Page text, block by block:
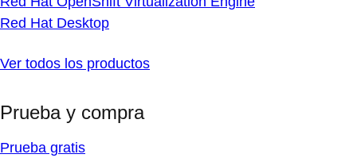
Red Hat Desktop
Ver todos los productos
Prueba y compra
Prueba gratis